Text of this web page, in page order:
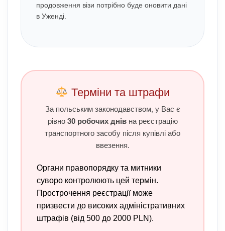
продовження візи потрібно буде оновити дані
в Уженді.
Терміни та штрафи
За польським законодавством, у Вас є
рівно 30 робочих днівна реєстрацію
транспортного засобу після купівлі або
ввезення.
Органи правопорядку та митники
суворо контролюють цей термін.
Прострочення реєстрації може
призвести до високих адміністративних
штрафів (від 500 до 2000 PLN).